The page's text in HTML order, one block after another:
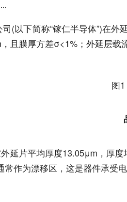
(以下简称“镓仁半导体”)在外
且膜厚方差σ<1%；外延层载
图
延片平均厚度13.05μm，厚
作为漂移区，这是器件承受